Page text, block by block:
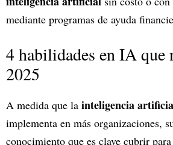
mediante programas de ayuda
4 habilidades en IA que
2025
A medida que la inteligencia
implementa en más organizaciones,
conocimiento que es clave cubrir